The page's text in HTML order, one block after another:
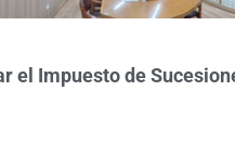
el Impuesto de